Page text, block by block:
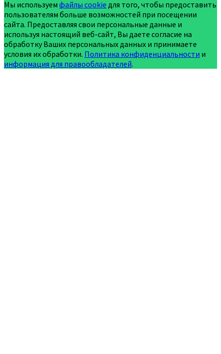
Мы используем файлы cookie для того, чтобы предоставить
пользователям больше возможностей при посещении
сайта. Предоставляя свои персональные данные и
используя настоящий веб-сайт, Вы даете согласие на
обработку Ваших персональных данных и принимаете
условия их обработки. Политика конфиденциальности и
информация для правообладателей.